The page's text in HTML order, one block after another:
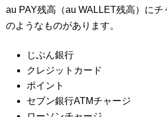
au PAY残高（au WALLET残高）に
のようなものがあります。
じぶん銀行
クレジットカード
ポイント
セブン銀行ATMチャージ